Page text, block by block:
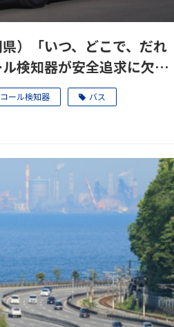
県）「いつ、どこで、だれ
検知器が安全追求に欠か
ール検知器 バス